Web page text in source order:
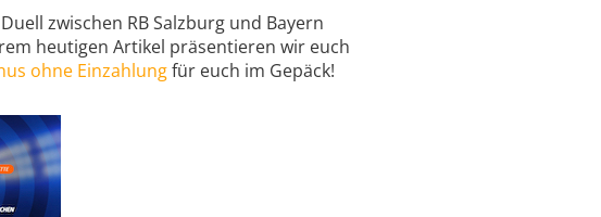
zwischen RB Salzburg und Bayern
heutigen Artikel präsentieren wir euch
ohne Einzahlungfür euch im Gepäck!